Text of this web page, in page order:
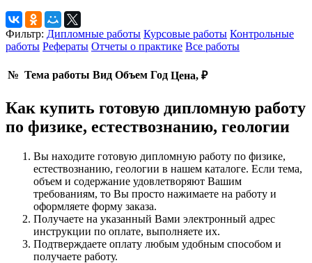
Фильтр: Дипломные работы Курсовые работы Контрольные
работы Рефераты Отчеты о практике Все работы
№ Тема работы Вид Объем Год Цена, ₽
Как купить готовую дипломную работу
по физике, естествознанию, геологии
Вы находите готовую дипломную работу по физике,
естествознанию, геологии в нашем каталоге. Если тема,
объем и содержание удовлетворяют Вашим
требованиям, то Вы просто нажимаете на работу и
оформляете форму заказа.
Получаете на указанный Вами электронный адрес
инструкции по оплате, выполняете их.
Подтверждаете оплату любым удобным способом и
получаете работу.